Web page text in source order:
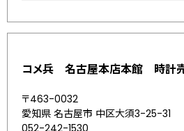
コメ兵 名古屋本店本館 時計
〒463-0032
愛知県 名古屋市 中区大須3-25-31
052-242-1530